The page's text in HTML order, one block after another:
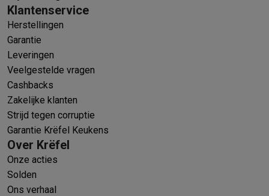
Klantenservice
Herstellingen
Garantie
Leveringen
Veelgestelde vragen
Cashbacks
Zakelijke klanten
Strijd tegen corruptie
Garantie Krëfel Keukens
Over Krëfel
Onze acties
Solden
Ons verhaal